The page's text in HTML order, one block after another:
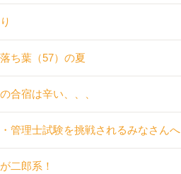
ち葉（57）の夏
合宿は辛い、、、
管理士試験を挑戦されるみなさんへ
二郎系！